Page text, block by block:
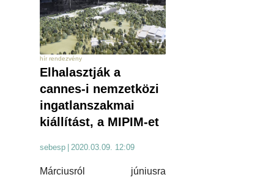
hír rendezvény
Elhalasztják a
cannes-i nemzetközi
ingatlanszakmai
kiállítást, a MIPIM-et
sebesp 2020.03.09. 12:09
Márciusról júniusra